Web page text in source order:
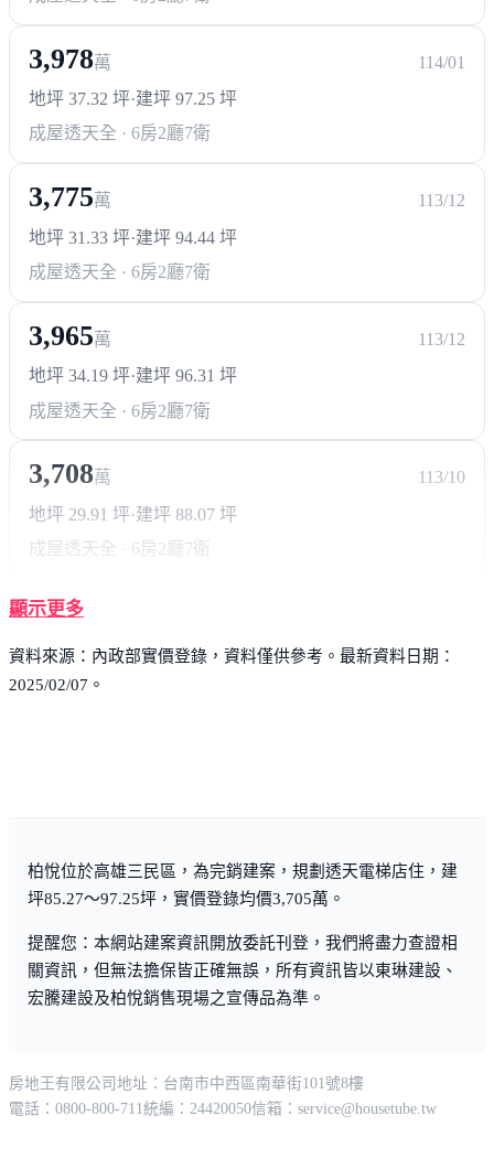
3,978萬
114/01
地坪 37.32 坪·建坪 97.25 坪
成屋透天全 · 6房2廳7衛
3,775萬
113/12
地坪 31.33 坪·建坪 94.44 坪
成屋透天全 · 6房2廳7衛
3,965萬
113/12
地坪 34.19 坪·建坪 96.31 坪
成屋透天全 · 6房2廳7衛
3,708萬
113/10
地坪 29.91 坪·建坪 88.07 坪
成屋透天全 · 6房2廳7衛
顯示更多
資料來源：內政部實價登錄，資料僅供參考。最新資料日期：
2025/02/07。
柏悅位於高雄三民區，為完銷建案，規劃透天電梯店住，建
坪85.27～97.25坪，實價登錄均價3,705萬。
提醒您：本網站建案資訊開放委託刊登，我們將盡力查證相
關資訊，但無法擔保皆正確無誤，所有資訊皆以東琳建設、
宏騰建設及柏悅銷售現場之宣傳品為準。
房地王有限公司 地址：台南市中西區南華街101號8樓
電話：0800-800-711統編：24420050信箱： service@housetube.tw